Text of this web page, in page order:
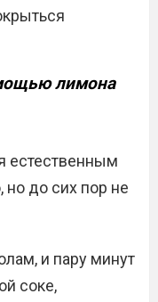
лимона
естественным
но до сих пор не
и пару минут
соке,